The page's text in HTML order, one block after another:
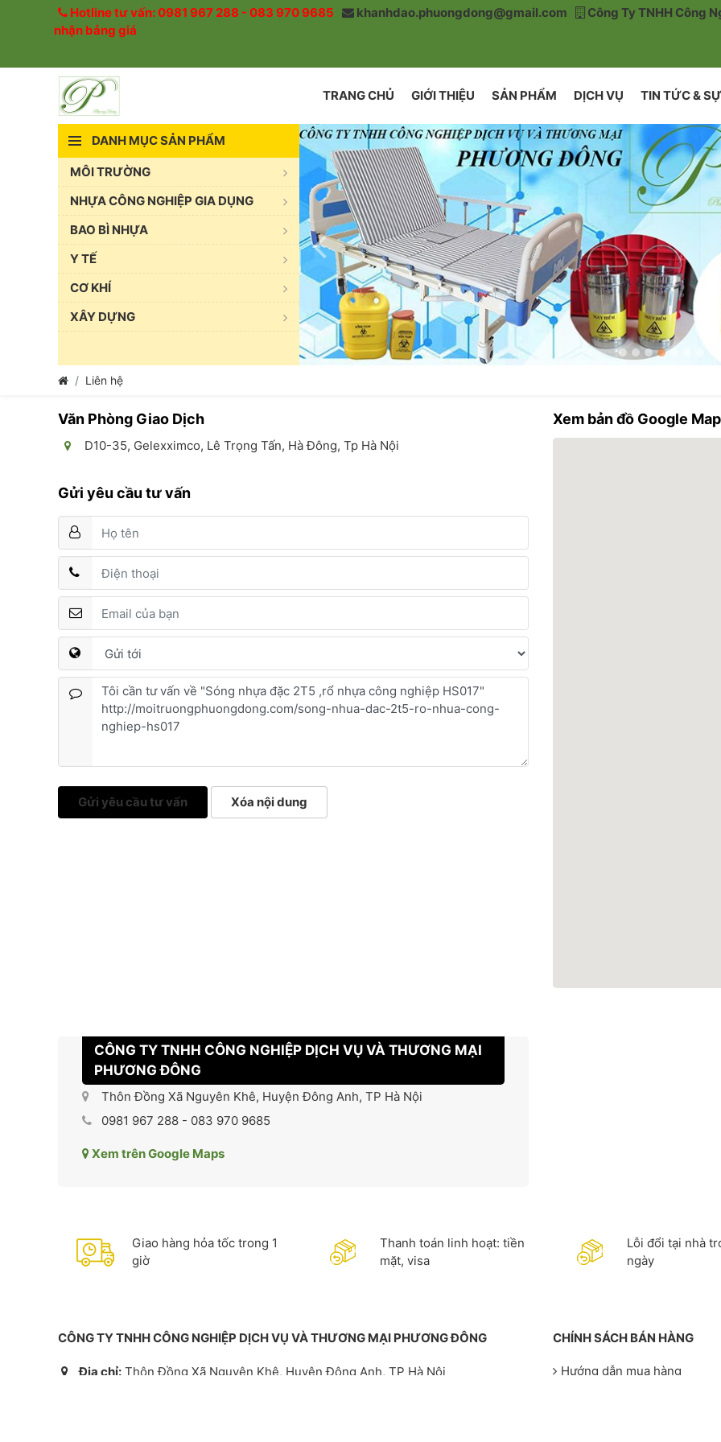
Hotline tư vấn: 0981 967 288 - 083 970 9685 khanhdao.phuongdong@gmail.com
Công Ty TNHH Công
nhận bảng giá
TRANG CHỦ GIỚI THIỆU SẢN PHẨM DỊCH VỤ TIN TỨC &
DANH MỤC SẢN PHẨM
MÔI TRƯỜNG
NHỰA CÔNG NGHIỆP GIA DỤNG
BAO BÌ NHỰA
Y TẾ
CƠ KHÍ
XÂY DỰNG
Liên hệ
Văn Phòng Giao Dịch
D10-35, Gelexximco, Lê Trọng Tấn, Hà Đông, Tp Hà Nội
Gửi yêu cầu tư vấn
Gửi yêu cầu tư vấn Xóa nội dung
Xem bản đồ Google
CÔNG TY TNHH CÔNG NGHIỆP DỊCH VỤ VÀ THƯƠNG MẠI
PHƯƠNG ĐÔNG
Thôn Đồng Xã Nguyên Khê, Huyện Đông Anh, TP Hà Nội
0981 967 288 - 083 970 9685
Xem trên Google Maps
Giao hàng hỏa tốc trong 1
giờ
Thanh toán linh hoạt: tiền
mặt, visa
Lỗi đổi tại nhà
ngày
CÔNG TY TNHH CÔNG NGHIỆP DỊCH VỤ VÀ THƯƠNG MẠI PHƯƠNG ĐÔNG
Địa chỉ: Thôn Đồng Xã Nguyên Khê, Huyện Đông Anh, TP Hà Nội
CHÍNH SÁCH BÁN HÀNG
Hướng dẫn mua hàng